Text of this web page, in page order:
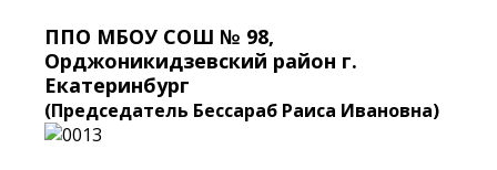
ППО МБОУ СОШ № 98,
Орджоникидзевский район г.
Екатеринбург
(Председатель Бессараб Раиса Ивановна)